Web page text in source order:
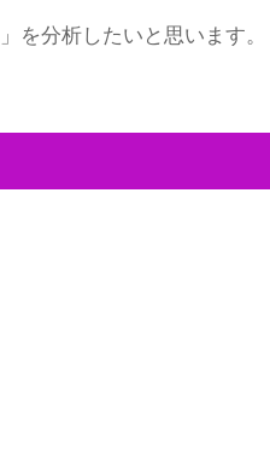
を分析したいと思います。